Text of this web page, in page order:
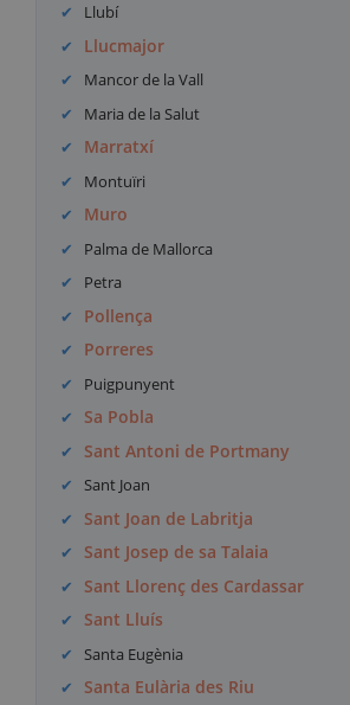
Llubí
Llucmajor
Mancor de la Vall
Maria de la Salut
Marratxí
Montuïri
Muro
Palma de Mallorca
Petra
Pollença
Porreres
Puigpunyent
Sa Pobla
Sant Antoni de Portmany
Sant Joan
Sant Joan de Labritja
Sant Josep de sa Talaia
Sant Llorenç des Cardassar
Sant Lluís
Santa Eugènia
Santa Eulària des Riu